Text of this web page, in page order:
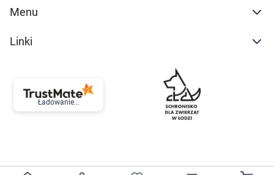
Menu
Linki
Ładowanie...